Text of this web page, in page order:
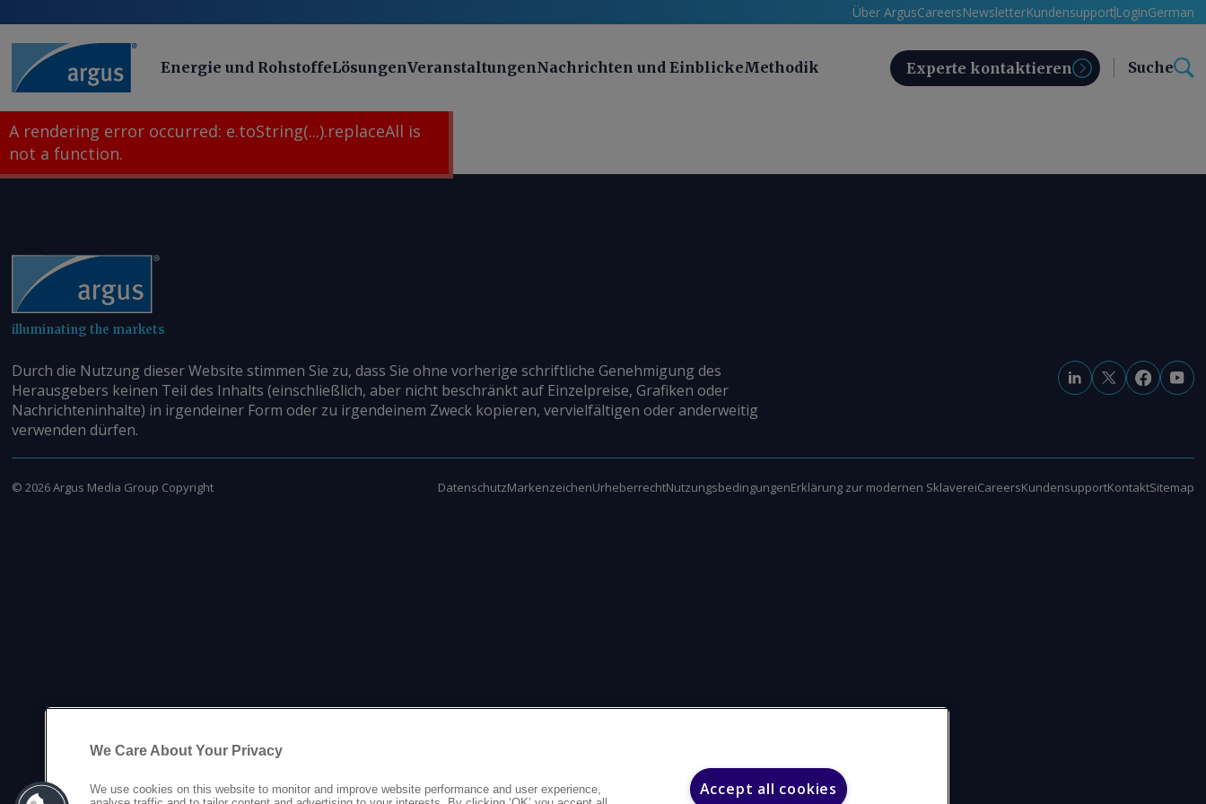
Über ArgusCareersNewsletterKundensupport LoginGerman
Energie und RohstoffeLösungenVeranstaltungenNachrichten und EinblickeMethodik Experte kontaktieren Suche
A rendering error occurred: e.toString(...).replaceAll is
not a function.
illuminating the markets
Durch die Nutzung dieser Website stimmen Sie zu, dass Sie ohne vorherige schriftliche Genehmigung des
Herausgebers keinen Teil des Inhalts (einschließlich, aber nicht beschränkt auf Einzelpreise, Grafiken oder
Nachrichteninhalte) in irgendeiner Form oder zu irgendeinem Zweck kopieren, vervielfältigen oder anderweitig
verwenden dürfen.
© 2026Argus Media Group Copyright DatenschutzMarkenzeichenUrheberrechtNutzungsbedingungenErklärung zur modernen SklavereiCareersKundensupportKontaktSitemap
We Care About Your Privacy
We use cookies on this website to monitor and improve website performance and user experience,
Accept all cookies